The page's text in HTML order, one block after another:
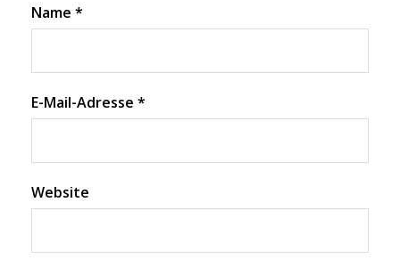
Name *
E-Mail-Adresse *
Website